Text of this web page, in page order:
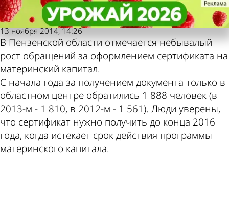
Капитальный ажиотаж
Пензенская
правда
13 ноября 2014, 14:26
В Пензенской области отмечается небывалый
рост обращений за оформлением сертификата на
материнский капитал.
С начала года за получением документа только в
областном центре обратились 1 888 человек (в
2013-м - 1 810, в 2012-м - 1 561). Люди уверены,
что сертификат нужно получить до конца 2016
года, когда истекает срок действия программы
материнского капитала.
Капитальный ажиотаж
Пензенская
правда
Также пресса пишет
по этой теме
Погода и курсы
валют в Пензе